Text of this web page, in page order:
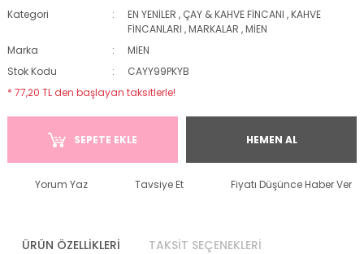
Kategori EN YENİLER , ÇAY & KAHVE FİNCANI ,KAHVE
FİNCANLARI ,MARKALAR ,MİEN
Marka
MİEN
Stok Kodu
CAYY99PKYB
* 77,20 TL den başlayan taksitlerle!
SEPETE EKLE HEMEN AL
Yorum Yaz Tavsiye Et Fiyatı Düşünce Haber Ver
ÜRÜN ÖZELLİKLERİ TAKSİT SEÇENEKLERİ